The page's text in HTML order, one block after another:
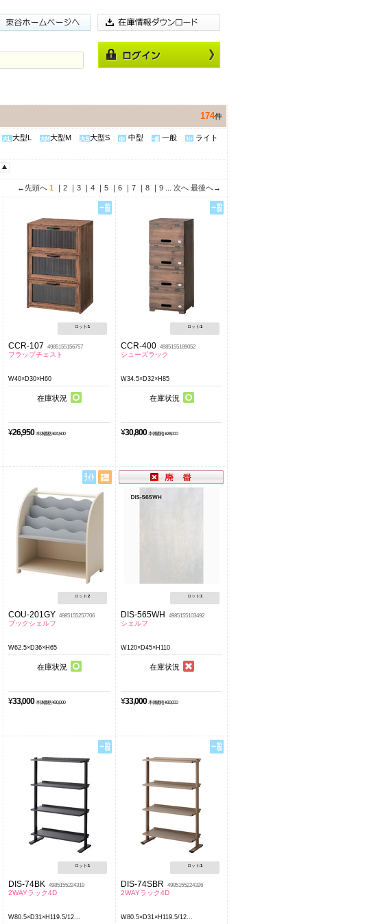
174件
大型L 大型M 大型S 中型 一般
ライト
←先頭へ 1 2 3 4 5 6 7 8 9 次へ 最後へ→
ロット:1
CCR-107 4985155156757
フラップチェスト
W40×D30×H60
在庫状況
¥26,950 本体価格 ¥24,500
ロット:1
CCR-400 4985155189052
シューズラック
W34.5×D32×H85
在庫状況
¥30,800 本体価格 ¥28,000
ロット:2
COU-201GY 4985155257706
ブックシェルフ
W62.5×D36×H65
在庫状況
¥33,000 本体価格 ¥30,000
ロット:1
DIS-565WH 4985155103492
シェルフ
W120×D45×H110
在庫状況
¥33,000 本体価格 ¥30,000
ロット:1
DIS-74BK 4985155224319
2WAYラック4D
W80.5×D31×H119.5/12...
ロット:1
DIS-74SBR 4985155224326
2WAYラック4D
W80.5×D31×H119.5/12...